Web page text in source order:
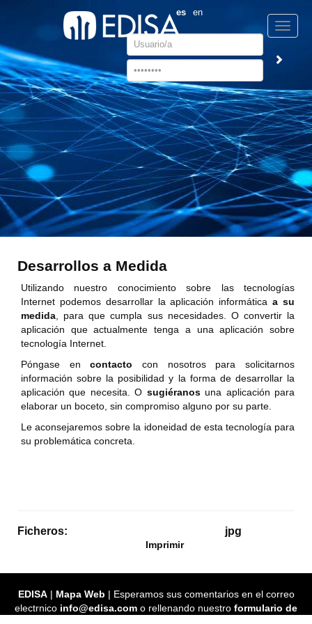
es en
Username
Toggle
Desarrollos a Medida
Utilizando nuestro conocimiento sobre las tecnologías
Internet podemos desarrollar la aplicación informáticaa su
medida , para que cumpla sus necesidades. O convertir la
aplicación que actualmente tenga a una aplicación sobre
tecnología Internet.
Póngase encontacto con nosotros para solicitarnos
información sobre la posibilidad y la forma de desarrollar la
aplicación que necesita. O sugiéranosuna aplicación para
elaborar un boceto, sin compromiso alguno por su parte.
Le aconsejaremos sobre la idoneidad de esta tecnología para
su problemática concreta.
Ficheros: jpg
Imprimir
EDISA| Mapa Web | Esperamos sus comentarios en el correo
electrnico info@edisa.com o rellenando nuestro formulario de